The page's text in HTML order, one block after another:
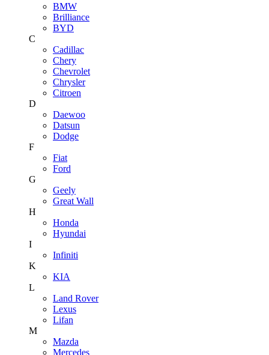
BMW
Brilliance
BYD
C
Cadillac
Chery
Chevrolet
Chrysler
Citroen
D
Daewoo
Datsun
Dodge
F
Fiat
Ford
G
Geely
Great Wall
H
Honda
Hyundai
I
Infiniti
K
KIA
L
Land Rover
Lexus
Lifan
M
Mazda
Mercedes